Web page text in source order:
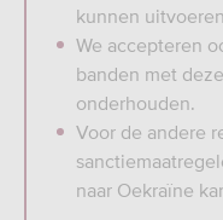
kunnen
We accepteren
banden met
onderhouden.
Voor de andere
naar Oekraïne